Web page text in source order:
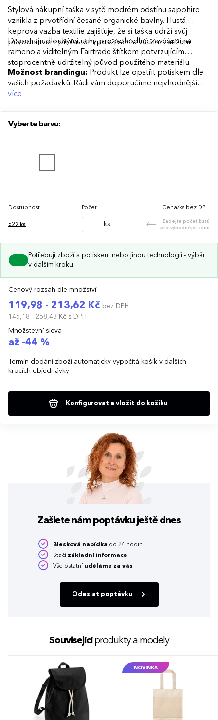
Stylová nákupní taška v sytě modrém odstínu sapphire
vznikla z prvotřídní česané organické bavlny. Hustá
keprová vazba textilie zajišťuje, že si taška udrží svůj
původní tvar i při častém používání a větším zatížení.
Disponuje dlouhými uchy pro pohodlné zavěšení na
rameno a viditelným Fairtrade štítkem potvrzujícím
stoprocentně udržitelný původ použitého materiálu.
Možnost brandingu: Produkt lze opatřit potiskem dle
vašich požadavků. Rádi vám doporučíme nejvhodnější
technologii potisku s ohledem na design i váš rozpočet.
více
Vyberte barvu:
Dostupnost Počet Cena/ks bez DPH
522 ks ks
Zadejte počet kusů
pro výhodnější cenu
Potřebuji zboží s potiskem nebo jinou technologii - výběr
v dalším kroku
Cenový rozsah dle množství
119,98 - 213,62 Kč bez DPH
145,18 - 258,48 Kč s DPH
Množstevní sleva
až -44 %
Termín dodání zboží automaticky vypočítá košík v dalších
krocích objednávky
Konfigurovat a vložit do košíku
Zašlete nám poptávku ještě dnes
Blesková nabídka do 24 hodin
Stačí základní informace
Vše ostatní uděláme za vás
Odeslat poptávku
Souvisejícíprodukty a modely
NOVINKA